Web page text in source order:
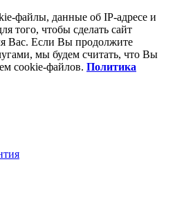
файлы, данные об IP-адресе и
того, чтобы сделать сайт
Вас. Если Вы продолжите
мы будем считать, что Вы
cookie-файлов. Политика